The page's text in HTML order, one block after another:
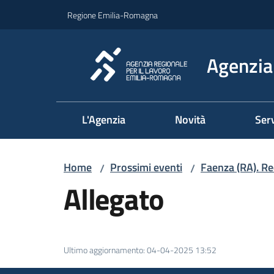
Regione Emilia-Romagna
L'Agenzia Novità
Home / Prossimi eventi / Faenza (RA).
Allegato
Ultimo aggiornamento:04-04-2025 13:52